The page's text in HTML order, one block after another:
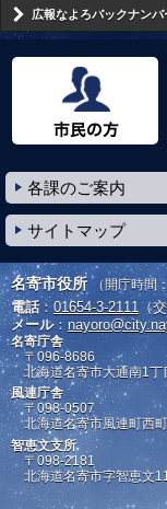
広報なよろバックナンバ
各課のご案内
サイトマップ
名寄市役所 （開庁時間
電話 ： 01654-3-2111 （
メール：
名寄庁舎
〒096-8686
北海道名寄市大通南1丁
風連庁舎
〒098-0507
北海道名寄市風連町西
智恵文支所
〒098-2181
北海道名寄市字智恵文